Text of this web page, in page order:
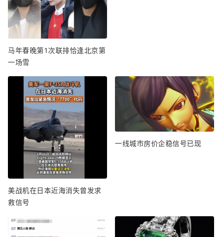
马年春晚第1次联排恰逢北京第
一场雪
美战机在日本近海消失曾发求
救信号
一线城市房价企稳信号已现